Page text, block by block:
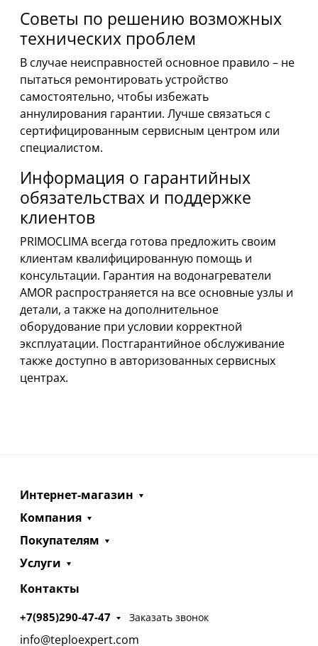
Советы по решению возможных
технических проблем
В случае неисправностей основное правило – не
пытаться ремонтировать устройство
самостоятельно, чтобы избежать
аннулирования гарантии. Лучше связаться с
сертифицированным сервисным центром или
специалистом.
Информация о гарантийных
обязательствах и поддержке
клиентов
PRIMOCLIMA всегда готова предложить своим
клиентам квалифицированную помощь и
консультации. Гарантия на водонагреватели
AMOR распространяется на все основные узлы и
детали, а также на дополнительное
оборудование при условии корректной
эксплуатации. Постгарантийное обслуживание
также доступно в авторизованных сервисных
центрах.
Интернет-магазин
Компания
Покупателям
Услуги
Контакты
+7(985)290-47-47 Заказать звонок
info@teploexpert.com